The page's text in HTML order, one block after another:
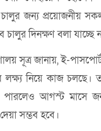
চালুর জন্য প্রয়োজনীয়
চালুর দিনক্ষণ বলা যাচ্ছে
সূত্র জানায়, ই-
লক্ষ্য নিয়ে কাজ চলছে।
পারলেও আগস্ট মাসে
সম্ভব হবে।